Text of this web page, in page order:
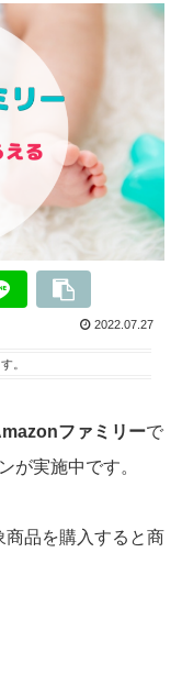
2022.07.27
。
ファミリーで
が実施中です。
商品を購入すると商